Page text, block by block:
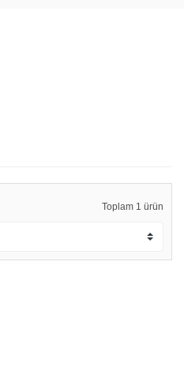
Toplam 1 ürün